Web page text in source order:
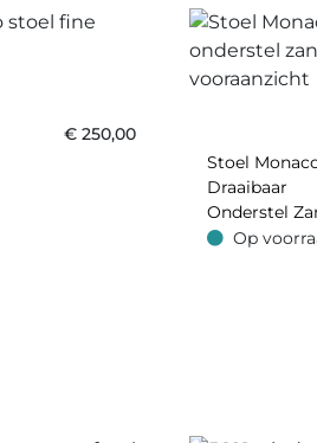
€ 250,00
Stoel
Draaibaar
Onderstel
Op voorraad
Op